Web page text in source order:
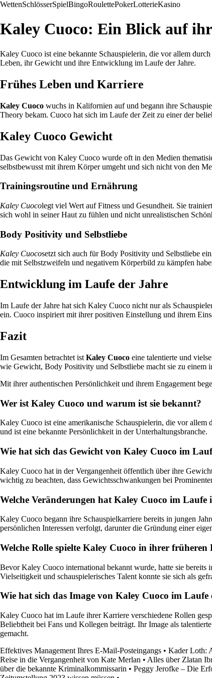
WettenSchlösserSpielBingoRoulettePokerLotterieKasino
Kaley Cuoco: Ein Blick auf
Kaley Cuoco ist eine bekannte Schauspielerin, die vor allem
Leben, ihr Gewicht und ihre Entwicklung im Laufe der Jahre.
Frühes Leben und Karriere
Kaley Cuoco wuchs in Kalifornien auf und begann ihre
Theory bekam. Cuoco hat sich im Laufe der Zeit zu einer der
Kaley Cuoco Gewicht
Das Gewicht von Kaley Cuoco wurde oft in den Medien
selbstbewusst mit ihrem Körper umgeht und sich nicht von den
Trainingsroutine und Ernährung
Kaley Cuocolegt viel Wert auf Fitness und Gesundheit. Sie
sich wohl in seiner Haut zu fühlen und nicht unrealistischen
Body Positivity und Selbstliebe
Kaley Cuocosetzt sich auch für Body Positivity und Selbstliebe
die mit Selbstzweifeln und negativem Körperbild zu kämpfen
Entwicklung im Laufe der Jahre
Im Laufe der Jahre hat sich Kaley Cuoco nicht nur als
ein. Cuoco inspiriert mit ihrer positiven Einstellung und ihrem
Fazit
Im Gesamten betrachtet ist Kaley Cuoco eine talentierte und
wie Gewicht, Body Positivity und Selbstliebe macht sie zu einem
Mit ihrer authentischen Persönlichkeit und ihrem Engagement
Wer ist Kaley Cuoco und warum ist sie bekannt?
Kaley Cuoco ist eine amerikanische Schauspielerin, die vor
und ist eine bekannte Persönlichkeit in der Unterhaltungsbranche.
Wie hat sich das Gewicht von Kaley Cuoco im
Kaley Cuoco hat in der Vergangenheit öffentlich über ihre
wichtig zu beachten, dass Gewichtsschwankungen bei
Welche Veränderungen hat Kaley Cuoco im
Kaley Cuoco begann ihre Schauspielkarriere bereits in jungen
persönlichen Interessen verfolgt, darunter die Gründung einer
Welche Rolle spielte Kaley Cuoco in ihrer früheren
Bevor Kaley Cuoco international bekannt wurde, hatte sie
Vielseitigkeit und schauspielerisches Talent konnte sie sich als
Wie hat sich das Image von Kaley Cuoco im
Kaley Cuoco hat im Laufe ihrer Karriere verschiedene Rollen
Beliebtheit bei Fans und Kollegen beiträgt. Ihr Image als
gemacht.
Effektives Management Ihres E-Mail-Posteingangs • Kader Loth:
Reise in die Vergangenheit von Kate Merlan • Alles über Zlatan
über die bekannte Kriminalkommissarin • Peggy Jerofke – Die